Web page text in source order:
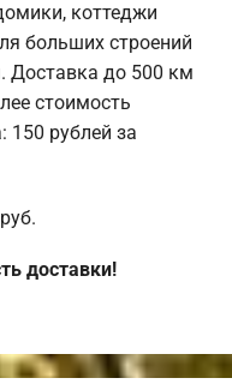
коттеджи
больших строений
Доставка до 500 км
стоимость
150 рублей за
руб.
доставки!